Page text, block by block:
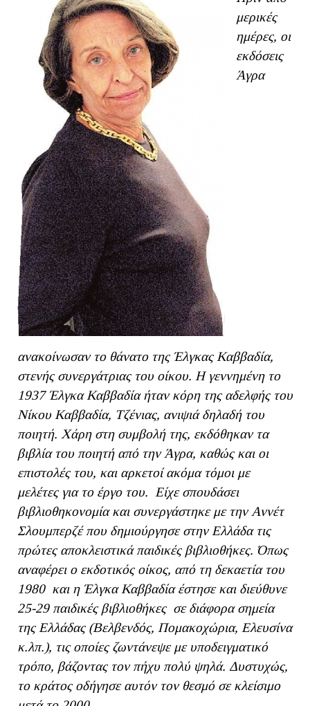
μερικές
ημέρες, οι
εκδόσεις
Άγρα
ανακοίνωσαν το θάνατο της Έλγκας Καββαδία,
στενής συνεργάτριας του οίκου. Η γεννημένη το
1937 Έλγκα Καββαδία ήταν κόρη της αδελφής του
Νίκου Καββαδία, Τζένιας, ανιψιά δηλαδή του
ποιητή. Χάρη στη συμβολή της, εκδόθηκαν τα
βιβλία του ποιητή από την Άγρα, καθώς και οι
επιστολές του, και αρκετοί ακόμα τόμοι με
μελέτες για το έργο του. Είχε σπουδάσει
βιβλιοθηκονομία και συνεργάστηκε με την Αννέτ
Σλουμπερζέ που δημιούργησε στην Ελλάδα τις
πρώτες αποκλειστικά παιδικές βιβλιοθήκες. Όπως
αναφέρει ο εκδοτικός οίκος, από τη δεκαετία του
1980 και η Έλγκα Καββαδία έστησε και διεύθυνε
25-29 παιδικές βιβλιοθήκες σε διάφορα σημεία
της Ελλάδας (Βελβενδός, Πομακοχώρια, Ελευσίνα
κ.λπ.), τις οποίες ζωντάνεψε με υποδειγματικό
τρόπο, βάζοντας τον πήχυ πολύ ψηλά. Δυστυχώς,
το κράτος οδήγησε αυτόν τον θεσμό σε κλείσιμο